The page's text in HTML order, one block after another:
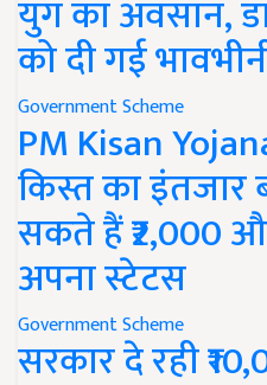
युग का अवसान,
को दी गई
Government Scheme
PM Kisan
किस्त का
सकते हैं ₹2,000
अपना स्टेटस
Government Scheme
सरकार दे रही